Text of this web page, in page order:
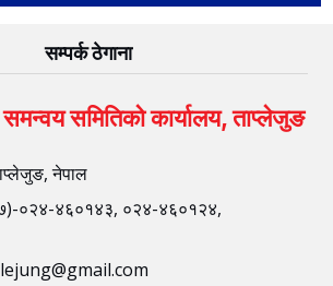
सम्पर्क ठेगाना
समन्वय समितिको कार्यालय, ताप्लेजुङ
नेपाल
०२४-४६०१४३, ०२४-४६०१२४,